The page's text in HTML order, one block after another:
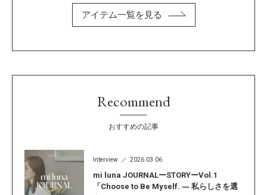
アイテム一覧を見る
Recommend
おすすめの記事
Interview 2026.03.06
mi luna JOURNALーSTORYーVol.1
「Choose to Be Myself. ― 私らしさを選